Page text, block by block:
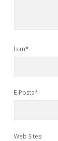
İsim*
E-Posta*
Web Sitesi